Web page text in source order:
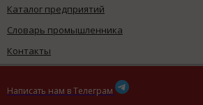
Каталог предприятий
Словарь промышленника
Контакты
Написать нам в Телеграм